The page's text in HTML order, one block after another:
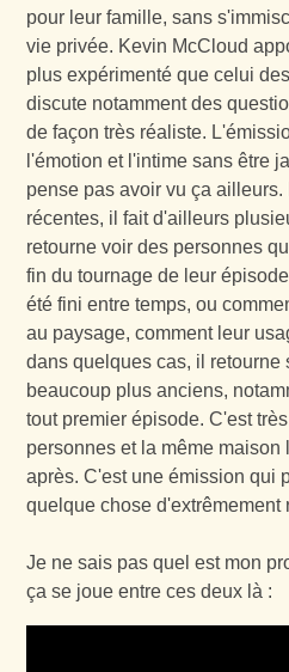
pour leur famille, sans
vie privée. Kevin McCloud
plus expérimenté que celui
discute notamment des
de façon très réaliste.
l'émotion et l'intime sans être
pense pas avoir vu ça
récentes, il fait d'ailleurs
retourne voir des personnes
fin du tournage de leur
été fini entre temps, ou
au paysage, comment leur
dans quelques cas, il retourne
beaucoup plus anciens,
tout premier épisode. C'est
personnes et la même maison
après. C'est une émission qui
quelque chose d'extrêmement
Je ne sais pas quel est mon
ça se joue entre ces deux là :